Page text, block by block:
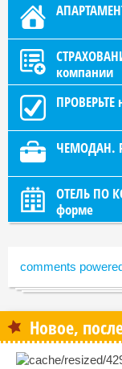
компании
ПРОВЕРЬТЕ
ЧЕМОДАН.
ОТЕЛЬ ПО
форме
comments
Новое,